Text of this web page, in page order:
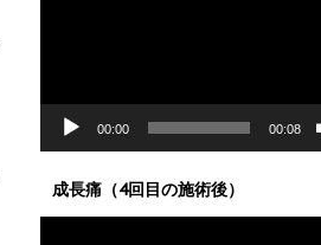
00:00 00:08
成長痛（4回目の施術後）